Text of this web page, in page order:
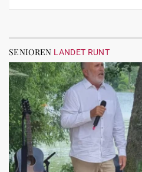
SENIOREN LANDET RUNT